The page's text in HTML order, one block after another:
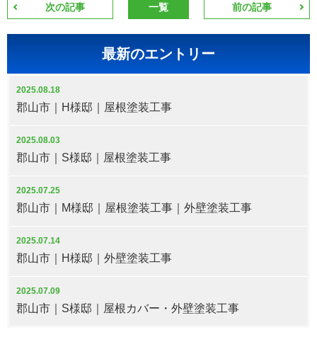
次の記事 一覧 前の記事
最新のエントリー
2025.08.18
郡山市｜H様邸｜屋根塗装工事
2025.08.03
郡山市｜S様邸｜屋根塗装工事
2025.07.25
郡山市｜M様邸｜屋根塗装工事｜外壁塗装工事
2025.07.14
郡山市｜H様邸｜外壁塗装工事
2025.07.09
郡山市｜S様邸｜屋根カバー・外壁塗装工事